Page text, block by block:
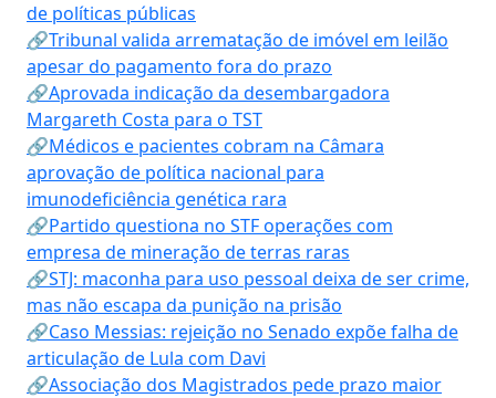
de políticas públicas
🔗Tribunal valida arrematação de imóvel em leilão
apesar do pagamento fora do prazo
🔗Aprovada indicação da desembargadora
Margareth Costa para o TST
🔗Médicos e pacientes cobram na Câmara
aprovação de política nacional para
imunodeficiência genética rara
🔗Partido questiona no STF operações com
empresa de mineração de terras raras
🔗STJ: maconha para uso pessoal deixa de ser crime,
mas não escapa da punição na prisão
🔗Caso Messias: rejeição no Senado expõe falha de
articulação de Lula com Davi
🔗Associação dos Magistrados pede prazo maior